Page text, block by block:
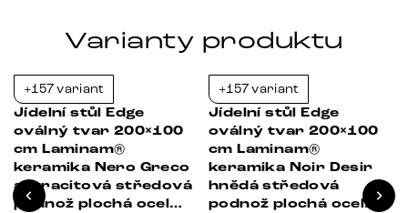
Varianty produktu
+157 variant
Jídelní stůl Edge
oválný tvar 200×100
cm Laminam®
keramika Nero Greco
antracitová středová
podnož plochá ocel
+157 variant
Jídelní stůl Edge
oválný tvar 200×100
cm Laminam®
keramika Noir Desir
hnědá středová
podnož plochá ocel